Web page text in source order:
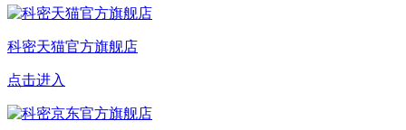
科密天猫官方旗舰店
点击进入